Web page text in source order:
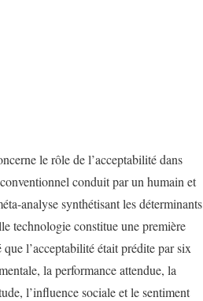
le rôle de l’acceptabilité dans
conduit par un humain et
analyse synthétisant les déterminants
technologie constitue une première
l’acceptabilité était prédite par six
la performance attendue, la
l’influence sociale et le sentiment